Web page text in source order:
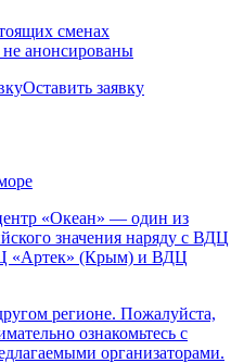
сменах
анонсированы
Оставить заявку
«Океан» — один из
значения наряду с ВДЦ
«Артек» (Крым) и ВДЦ
регионе. Пожалуйста,
ознакомьтесь с
организаторами.